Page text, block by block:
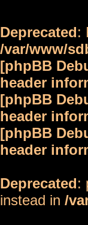
Deprecated:
/var/www/
[phpBB
header
[phpBB
header
[phpBB
header
Deprecated:
instead in /